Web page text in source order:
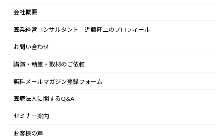
会社概要
医業経営コンサルタント 近藤隆二のプロフィール
お問い合わせ
講演・執筆・取材のご依頼
無料メールマガジン登録フォーム
医療法人に関するQ&A
セミナー案内
お客様の声